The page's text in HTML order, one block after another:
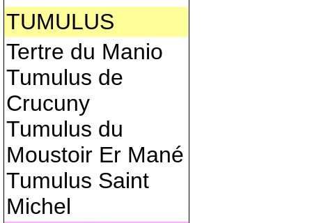
TUMULUS
Tertre du Manio
Tumulus de
Crucuny
Tumulus du
Moustoir Er Mané
Tumulus Saint
Michel